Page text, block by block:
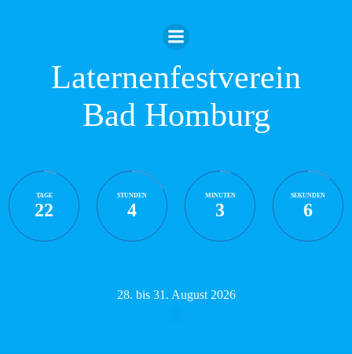
Inhalt
springen
Laternenfestverein
Bad Homburg
TAGE
22
STUNDEN
4
MINUTEN
3
SEKUNDEN
5
28. bis 31. August 2026